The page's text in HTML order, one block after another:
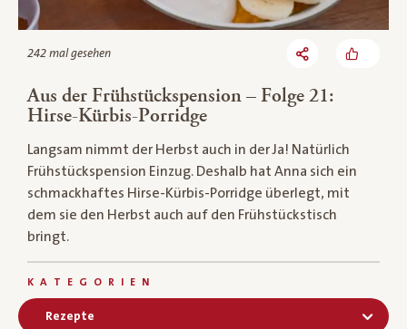
242 mal gesehen
Aus der Frühstückspension – Folge 21:
Hirse-Kürbis-Porridge
Langsam nimmt der Herbst auch in der Ja! Natürlich
Frühstückspension Einzug. Deshalb hat Anna sich ein
schmackhaftes Hirse-Kürbis-Porridge überlegt, mit
dem sie den Herbst auch auf den Frühstückstisch
bringt.
KATEGORIEN
Rezepte